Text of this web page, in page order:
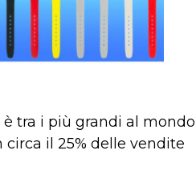
tra i più grandi al mondo
il 25% delle vendite